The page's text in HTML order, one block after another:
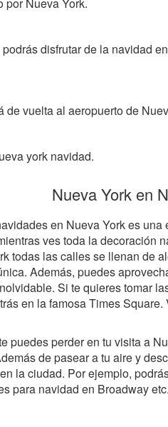
disfrutar de la navidad
vuelta al aeropuerto de
york navidad.
Nueva York en
en Nueva York es
ves toda la decoración
todas las calles se llenan de
Además, puedes
Si te quieres tomar
en la famosa Times
puedes perder en tu visita a
de pasear a tu aire y
la ciudad. Por ejemplo,
para navidad en Broadway